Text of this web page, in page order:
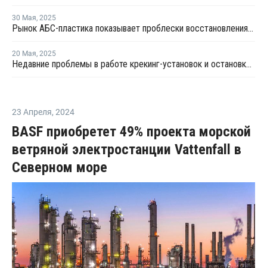
30 Мая, 2025
Рынок АБС-пластика показывает проблески восстановления на фоне избыточного предложения
20 Мая, 2025
Недавние проблемы в работе крекинг-установок и остановки в Азии привели к заметным изменениям на рынке
23 Апреля, 2024
BASF приобретет 49% проекта морской
ветряной электростанции Vattenfall в
Северном море